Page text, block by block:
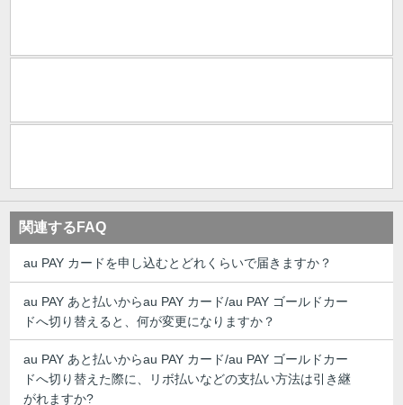
関連するFAQ
au PAY カードを申し込むとどれくらいで届きますか？
au PAY あと払いからau PAY カード/au PAY ゴールドカー
ドへ切り替えると、何が変更になりますか？
au PAY あと払いからau PAY カード/au PAY ゴールドカー
ドへ切り替えた際に、リボ払いなどの支払い方法は引き継
がれますか?